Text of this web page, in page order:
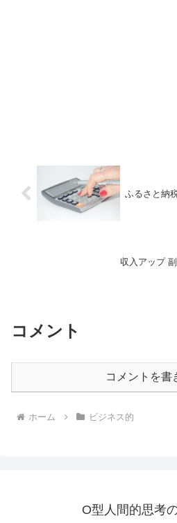
ふるさと納
収入アップ
コメント
コメントを書
ホーム ビジネス的
O型人間的思考